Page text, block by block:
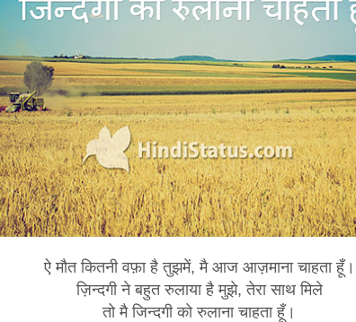
ऐ मौत कितनी वफ़ा है तुझमें, मै आज आज़माना चाहता हूँ।
ज़िन्दगी ने बहुत रुलाया है मुझे, तेरा साथ मिले
तो मै जिन्दगी को रुलाना चाहता हूँ।